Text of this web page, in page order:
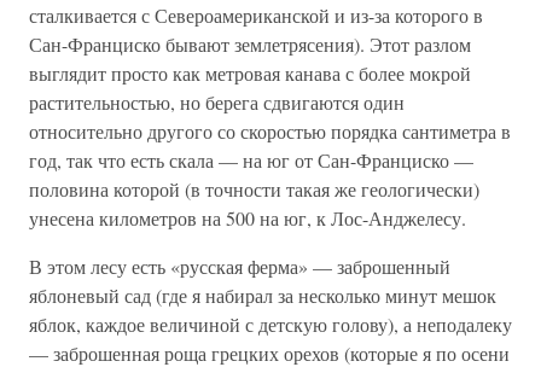
сталкивается с Североамериканской и из-за которого в
Сан-Франциско бывают землетрясения). Этот разлом
выглядит просто как метровая канава с более мокрой
растительностью, но берега сдвигаются один
относительно другого со скоростью порядка сантиметра в
год, так что есть скала — на юг от Сан-Франциско —
половина которой (в точности такая же геологически)
унесена километров на 500 на юг, к Лос-Анджелесу.
В этом лесу есть «русская ферма» — заброшенный
яблоневый сад (где я набирал за несколько минут мешок
яблок, каждое величиной с детскую голову), а неподалеку
— заброшенная роща грецких орехов (которые я по осени